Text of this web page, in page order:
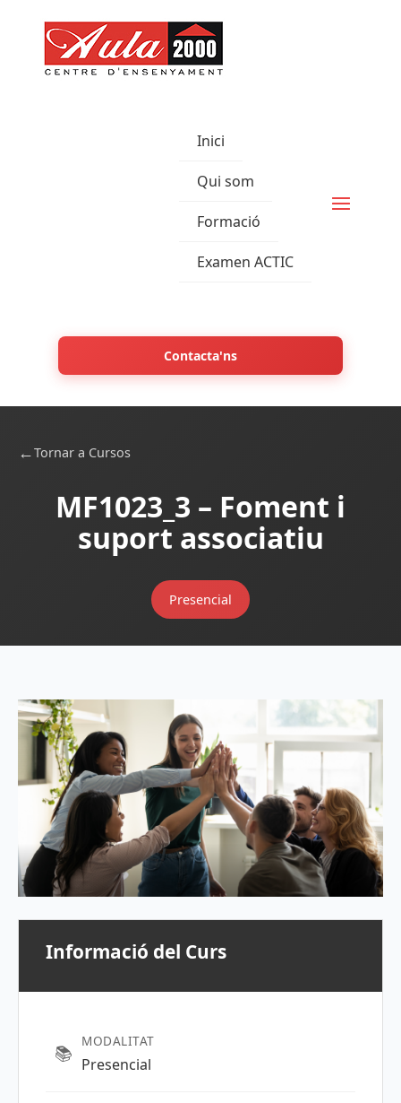
Inici
Qui som
Formació
Examen ACTIC
Contacta'ns
←Tornar a Cursos
MF1023_3 – Foment i
suport associatiu
Presencial
Informació del Curs
📚 MODALITAT
Presencial